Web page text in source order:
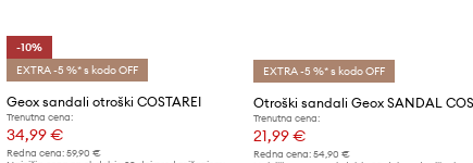
-10%
EXTRA -5 %* s kodo OFF
Geox sandali otroški COSTAREI
Trenutna cena:
34,99 €
Redna cena:59,90 €
EXTRA -5 %* s kodo OFF
Trenutna cena:
21,99 €
Redna cena: 54,90 €